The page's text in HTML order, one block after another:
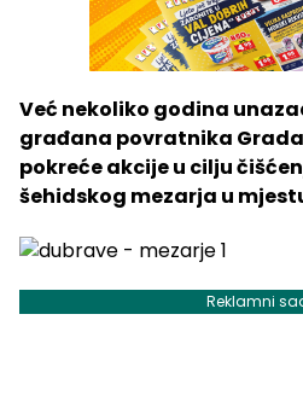
Već nekoliko godina
građana povratnika Grada
pokreće akcije u cilju
šehidskog mezarja u
Reklamni